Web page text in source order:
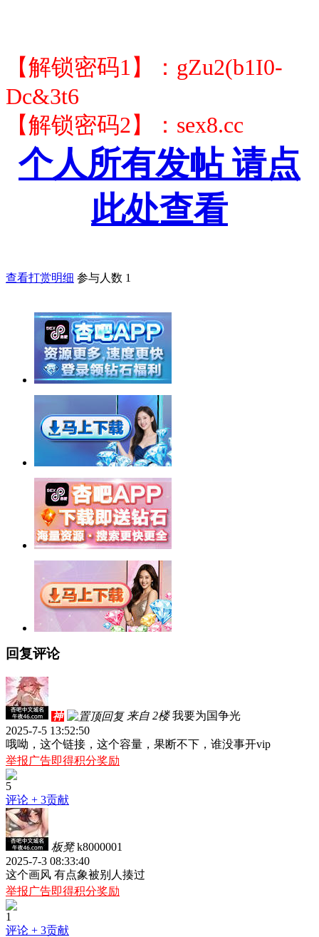
【解锁密码1】：gZu2(b1I0-
Dc&3t6
【解锁密码2】：sex8.cc
个人所有发帖 请点
此处查看
查看打赏明细 参与人数 1
回复评论
神 来自 2楼 我要为国争光
2025-7-5 13:52:50
哦呦，这个链接，这个容量，果断不下，谁没事开vip
举报广告即得积分奖励
5
评论 + 3贡献
板凳 k8000001
2025-7-3 08:33:40
这个画风 有点象被别人揍过
举报广告即得积分奖励
1
评论 + 3贡献